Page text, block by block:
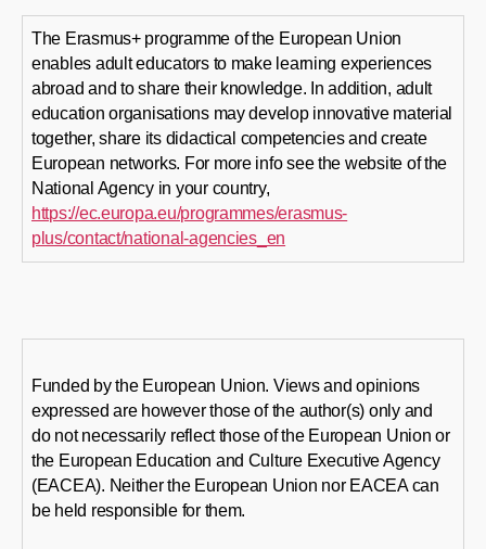
The Erasmus+ programme of the European Union
enables adult educators to make learning experiences
abroad and to share their knowledge. In addition, adult
education organisations may develop innovative material
together, share its didactical competencies and create
European networks. For more info see the website of the
National Agency in your country,
https://ec.europa.eu/programmes/erasmus-
plus/contact/national-agencies_en
Funded by the European Union. Views and opinions
expressed are however those of the author(s) only and
do not necessarily reflect those of the European Union or
the European Education and Culture Executive Agency
(EACEA). Neither the European Union nor EACEA can
be held responsible for them.